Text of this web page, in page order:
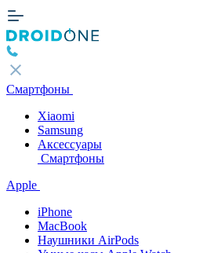
Смартфоны
Xiaomi
Samsung
Аксессуары
Смартфоны
Apple
iPhone
MacBook
Наушники AirPods